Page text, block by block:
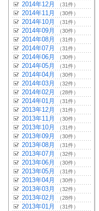
2014年12月 （31件）
2014年11月 （30件）
2014年10月 （31件）
2014年09月 （30件）
2014年08月 （31件）
2014年07月 （31件）
2014年06月 （30件）
2014年05月 （31件）
2014年04月 （30件）
2014年03月 （32件）
2014年02月 （28件）
2014年01月 （31件）
2013年12月 （31件）
2013年11月 （30件）
2013年10月 （31件）
2013年09月 （30件）
2013年08月 （31件）
2013年07月 （32件）
2013年06月 （30件）
2013年05月 （31件）
2013年04月 （30件）
2013年03月 （32件）
2013年02月 （28件）
2013年01月 （31件）